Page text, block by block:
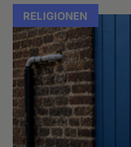
RELIGIONEN